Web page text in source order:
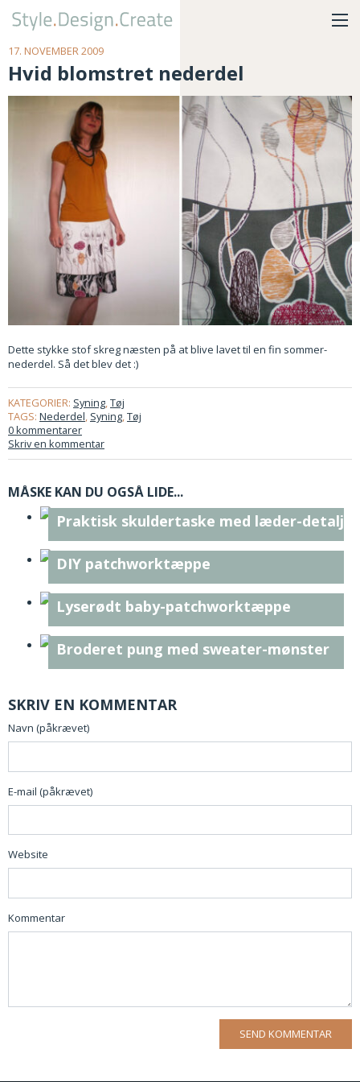
17. NOVEMBER 2009
Hvid blomstret nederdel
Dette stykke stof skreg næsten på at blive lavet til en fin sommer-
nederdel. Så det blev det :)
KATEGORIER: Syning,Tøj
TAGS: Nederdel, Syning,Tøj
0 kommentarer
Skriv en kommentar
MÅSKE KAN DU OGSÅ LIDE...
Praktisk skuldertaske med læder-detaljer
DIY patchworktæppe
Lyserødt baby-patchworktæppe
Broderet pung med sweater-mønster
SKRIV EN KOMMENTAR
Navn (påkrævet)
E-mail (påkrævet)
Website
Kommentar